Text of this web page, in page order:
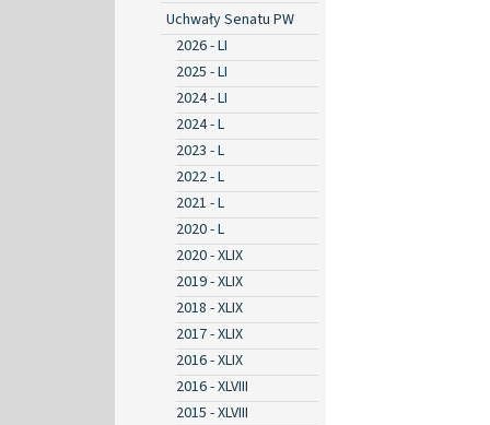
Uchwały Senatu PW
2026 - LI
2025 - LI
2024 - LI
2024 - L
2023 - L
2022 - L
2021 - L
2020 - L
2020 - XLIX
2019 - XLIX
2018 - XLIX
2017 - XLIX
2016 - XLIX
2016 - XLVIII
2015 - XLVIII